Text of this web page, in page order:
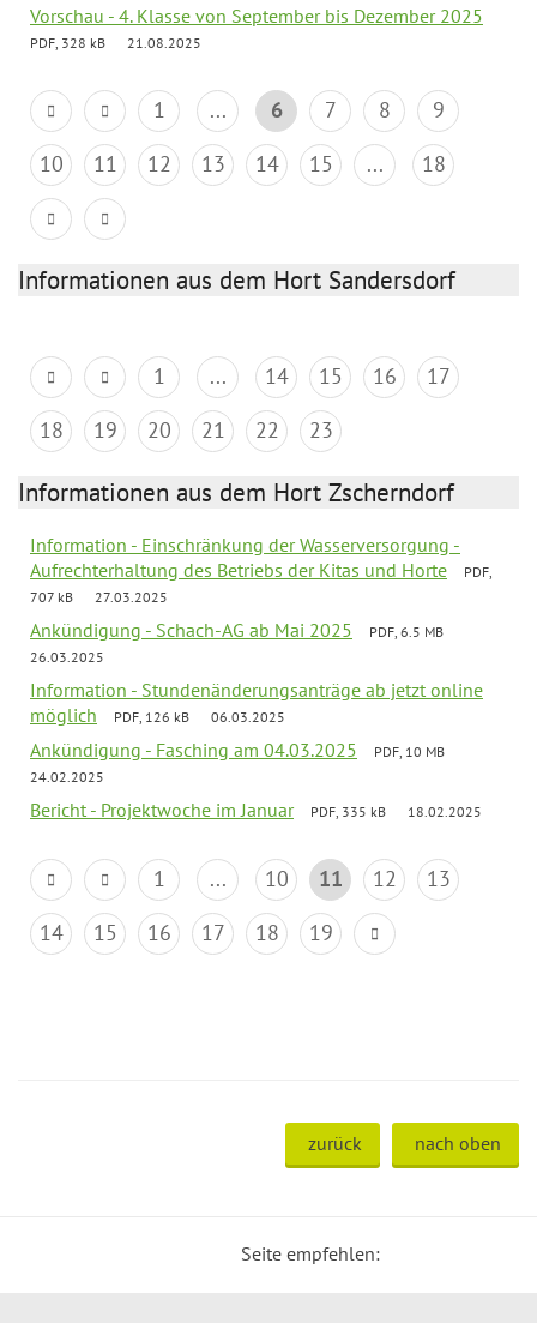
Vorschau - 4. Klasse von September bis Dezember 2025
PDF, 328 kB 21.08.2025
1 ... 6 7 8
9
10
11 12 13 14 15 ... 18
Informationen aus dem Hort Sandersdorf
1 ... 14 15 16
17
18
19 20 21 22 23
Informationen aus dem Hort Zscherndorf
Information - Einschränkung der Wasserversorgung -
Aufrechterhaltung des Betriebs der Kitas und Horte
PDF,
707 kB
27.03.2025
Ankündigung - Schach-AG ab Mai 2025
PDF, 6.5 MB
26.03.2025
Information - Stundenänderungsanträge ab jetzt online
möglich
PDF, 126 kB 06.03.2025
Ankündigung - Fasching am 04.03.2025
PDF, 10 MB
24.02.2025
Bericht - Projektwoche im Januar PDF, 335 kB 18.02.2025
1 ... 10 11 12
13
14
15 16 17 18 19
zurück nach oben
Seite empfehlen: